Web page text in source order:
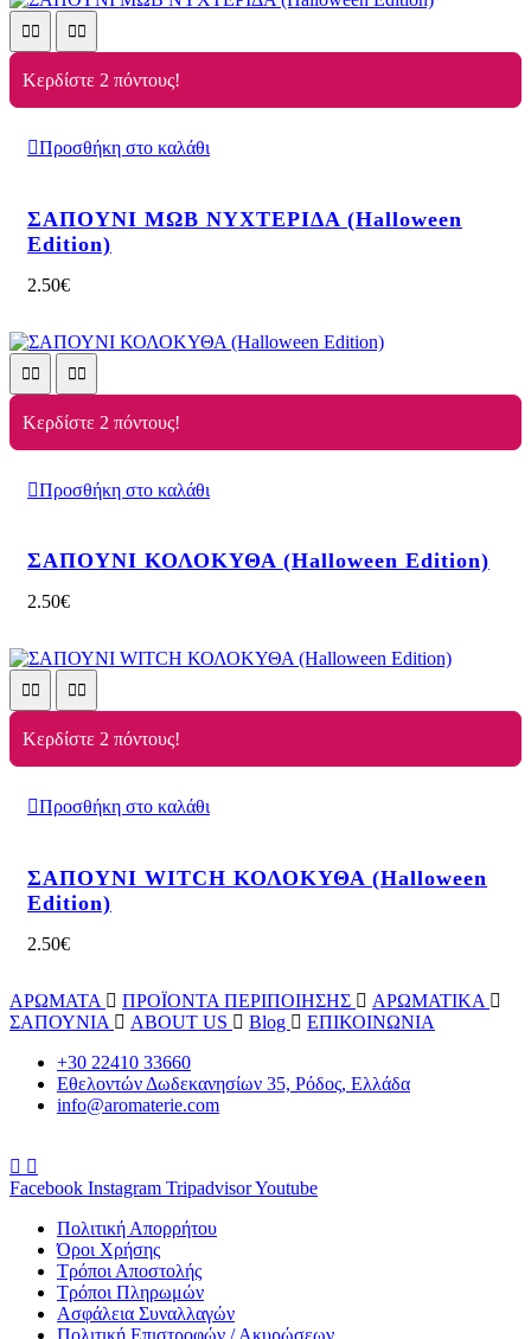
Κερδίστε 2 πόντους!
Προσθήκη στο καλάθι
ΣΑΠΟΥΝΙ ΜΩΒ ΝΥΧΤΕΡΙΔΑ (Halloween
Edition)
2.50€
Κερδίστε 2 πόντους!
Προσθήκη στο καλάθι
ΣΑΠΟΥΝΙ ΚΟΛΟΚΥΘΑ (Halloween Edition)
2.50€
Κερδίστε 2 πόντους!
Προσθήκη στο καλάθι
ΣΑΠΟΥΝΙ WITCH ΚΟΛΟΚΥΘΑ (Halloween
Edition)
2.50€
ΑΡΩΜΑΤΑ ΠΡΟΪΟΝΤΑ ΠΕΡΙΠΟΙΗΣΗΣ
ΑΡΩΜΑΤΙΚΑ
ΣΑΠΟΥΝΙΑ
ABOUT US Blog
ΕΠΙΚΟΙΝΩΝΙΑ
+30 22410 33660
Εθελοντών Δωδεκανησίων 35, Ρόδος, Ελλάδα
info@aromaterie.com
Facebook Instagram TripadvisorYoutube
Πολιτική Απορρήτου
Όροι Χρήσης
Τρόποι Αποστολής
Τρόποι Πληρωμών
Ασφάλεια Συναλλαγών